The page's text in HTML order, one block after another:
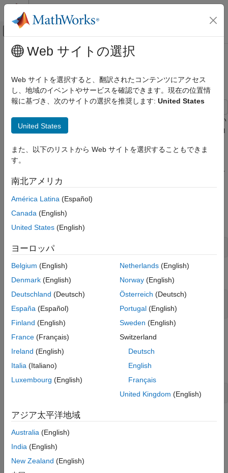
コンテンツへスキップ
オフキャンバス ナビゲーション メ
ドキュメンテーションのホーム
Robotics System Toolbox
ロボットのモデル化
項目一覧
モデルの概要
モデルの実行
メインコンテンツ
Simulink における二輪ロボットの
パスの計画
この例では、与えられたマップ上の 2 点の位置間で障害物のない
パスを Simulink® で実行する方法を説明します。パスは確率的ロ
用して生成されます。このパスを通るための制御コマンドは、
Pure Pursuit
す。二輪の運動学的運動モデルは、これらのコマンドに基づいて
ロボットの運動をシミュレートします。
マップと Simulink モデルの読み込み
load exampleMaps.mat
startLoc = [5 5];
goalLoc = [12 3];
インポートされるマップは、 simpleMap、complexMap
Simulink モデルを開きます。
'pathPlanningBicycleSimulinkModel.slx'
モデルの概要
モデルは 4 つの主要な処理で構成されます。
Web サイトの選択
Web サイトを選択すると、翻訳されたコンテンツにアクセス
し、地域のイベントやサービスを確認できます。現在の位置情
報に基づき、次のサイトの選択を推奨します: United States
United States
また、以下のリストから Web サイトを選択することもできま
す。
南北アメリカ
América Latina (Español)
Canada (English)
United States (English)
ヨーロッパ
Belgium (English)
Denmark (English)
Deutschland (Deutsch)
España (Español)
Finland (English)
France (Français)
Ireland (English)
Italia (Italiano)
Luxembourg (English)
Netherlands(English)
Norway(English)
Österreich (Deutsch)
Portugal(English)
Sweden (English)
Switzerland
Deutsch
English
Français
United Kingdom (English)
アジア太平洋地域
Australia (English)
India (English)
New Zealand (English)